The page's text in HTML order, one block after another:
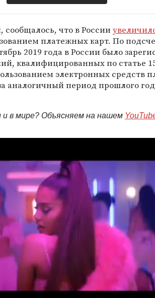
сообщалось, что в России
платежных карт. По
2019 года в России было
квалифицированных по статье
электронных средств
аналогичный период прошлого
и в мире? Объясняем на нашем